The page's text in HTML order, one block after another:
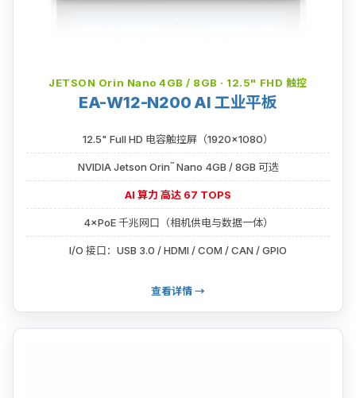
JETSON Orin Nano 4GB / 8GB · 12.5" FHD 触控
EA-W12-N200 AI 工业平板
12.5" Full HD 电容触控屏（1920×1080）
NVIDIA Jetson Orin™Nano 4GB / 8GB 可选
AI 算力 高达 67 TOPS
4×PoE 千兆网口（相机供电与数据一体）
I/O 接口：USB 3.0 / HDMI / COM / CAN / GPIO
查看详情 →